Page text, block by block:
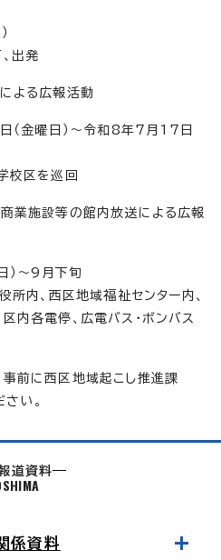
出発
よる広報活動
金曜日）～令和8年7月17日
校区を巡回
業施設等の館内放送による広報
～9月下旬
所内、西区地域福祉センター内、
内各電停、広電バス・ボンバス
前に西区地域起こし推進課
い。
道資料
資料